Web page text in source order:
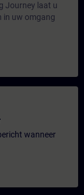
Journey laat u
in uw omgang
wanneer